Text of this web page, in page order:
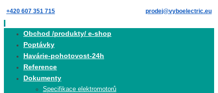
Skip
to
content
+420 607 351 715 prodej@vyboelectric.eu
Obchod /produkty/ e-shop
Poptávky
Havárie-pohotovost-24h
Reference
Dokumenty
Specifikace elektromotorů